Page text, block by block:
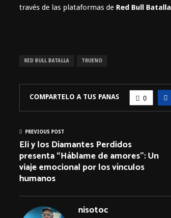
través de las plataformas de Red Bull Batalla
RED BULL BATALLA TRUENO
COMPARTELO A TUS PANAS 0
PREVIOUS POST
Eli y los Diamantes Perdidos
presenta “Háblame de amores”: Un
viaje emocional por los vínculos
humanos
nisotoc